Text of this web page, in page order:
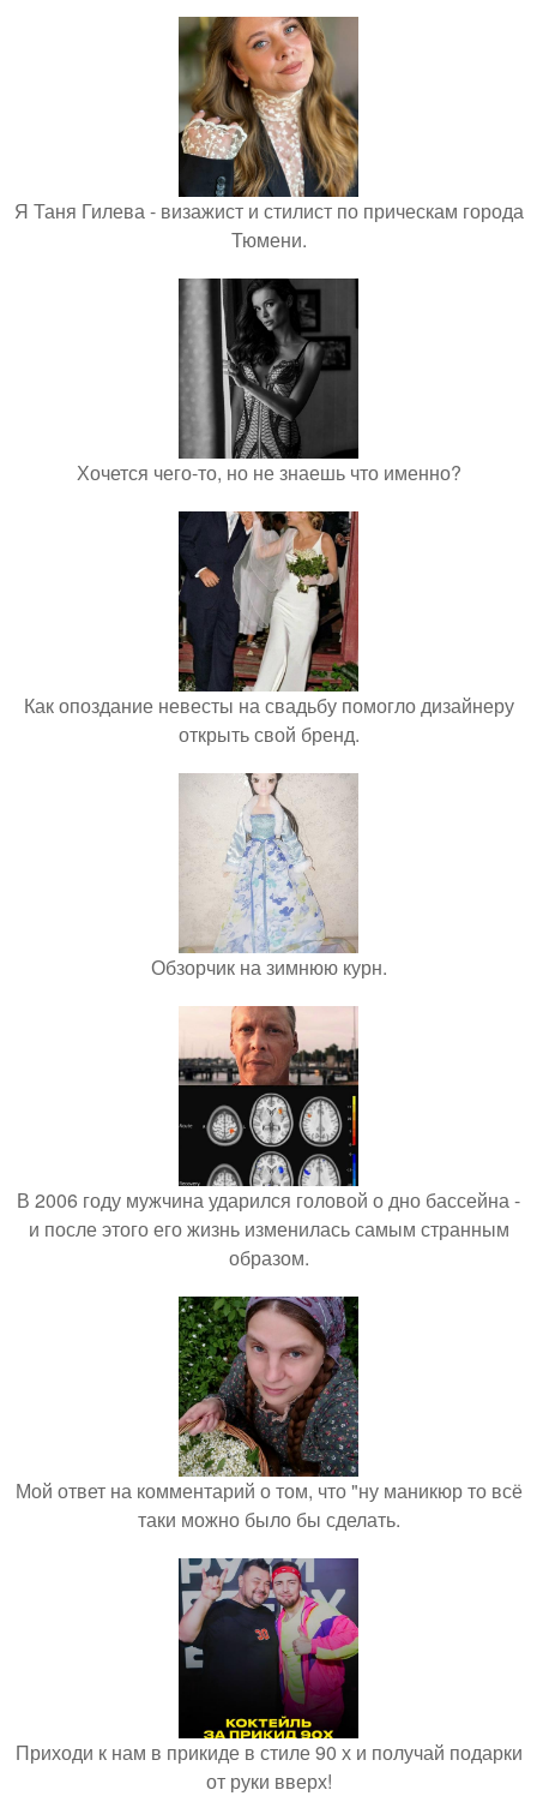
Я Таня Гилева - визажист и стилист по прическам города
Тюмени.
Хочется чего-то, но не знаешь что именно?
Как опоздание невесты на свадьбу помогло дизайнеру
открыть свой бренд.
Обзорчик на зимнюю курн.
В 2006 году мужчина ударился головой о дно бассейна -
и после этого его жизнь изменилась самым странным
образом.
Мой ответ на комментарий о том, что "ну маникюр то всё
таки можно было бы сделать.
Приходи к нам в прикиде в стиле 90 х и получай подарки
от руки вверх!